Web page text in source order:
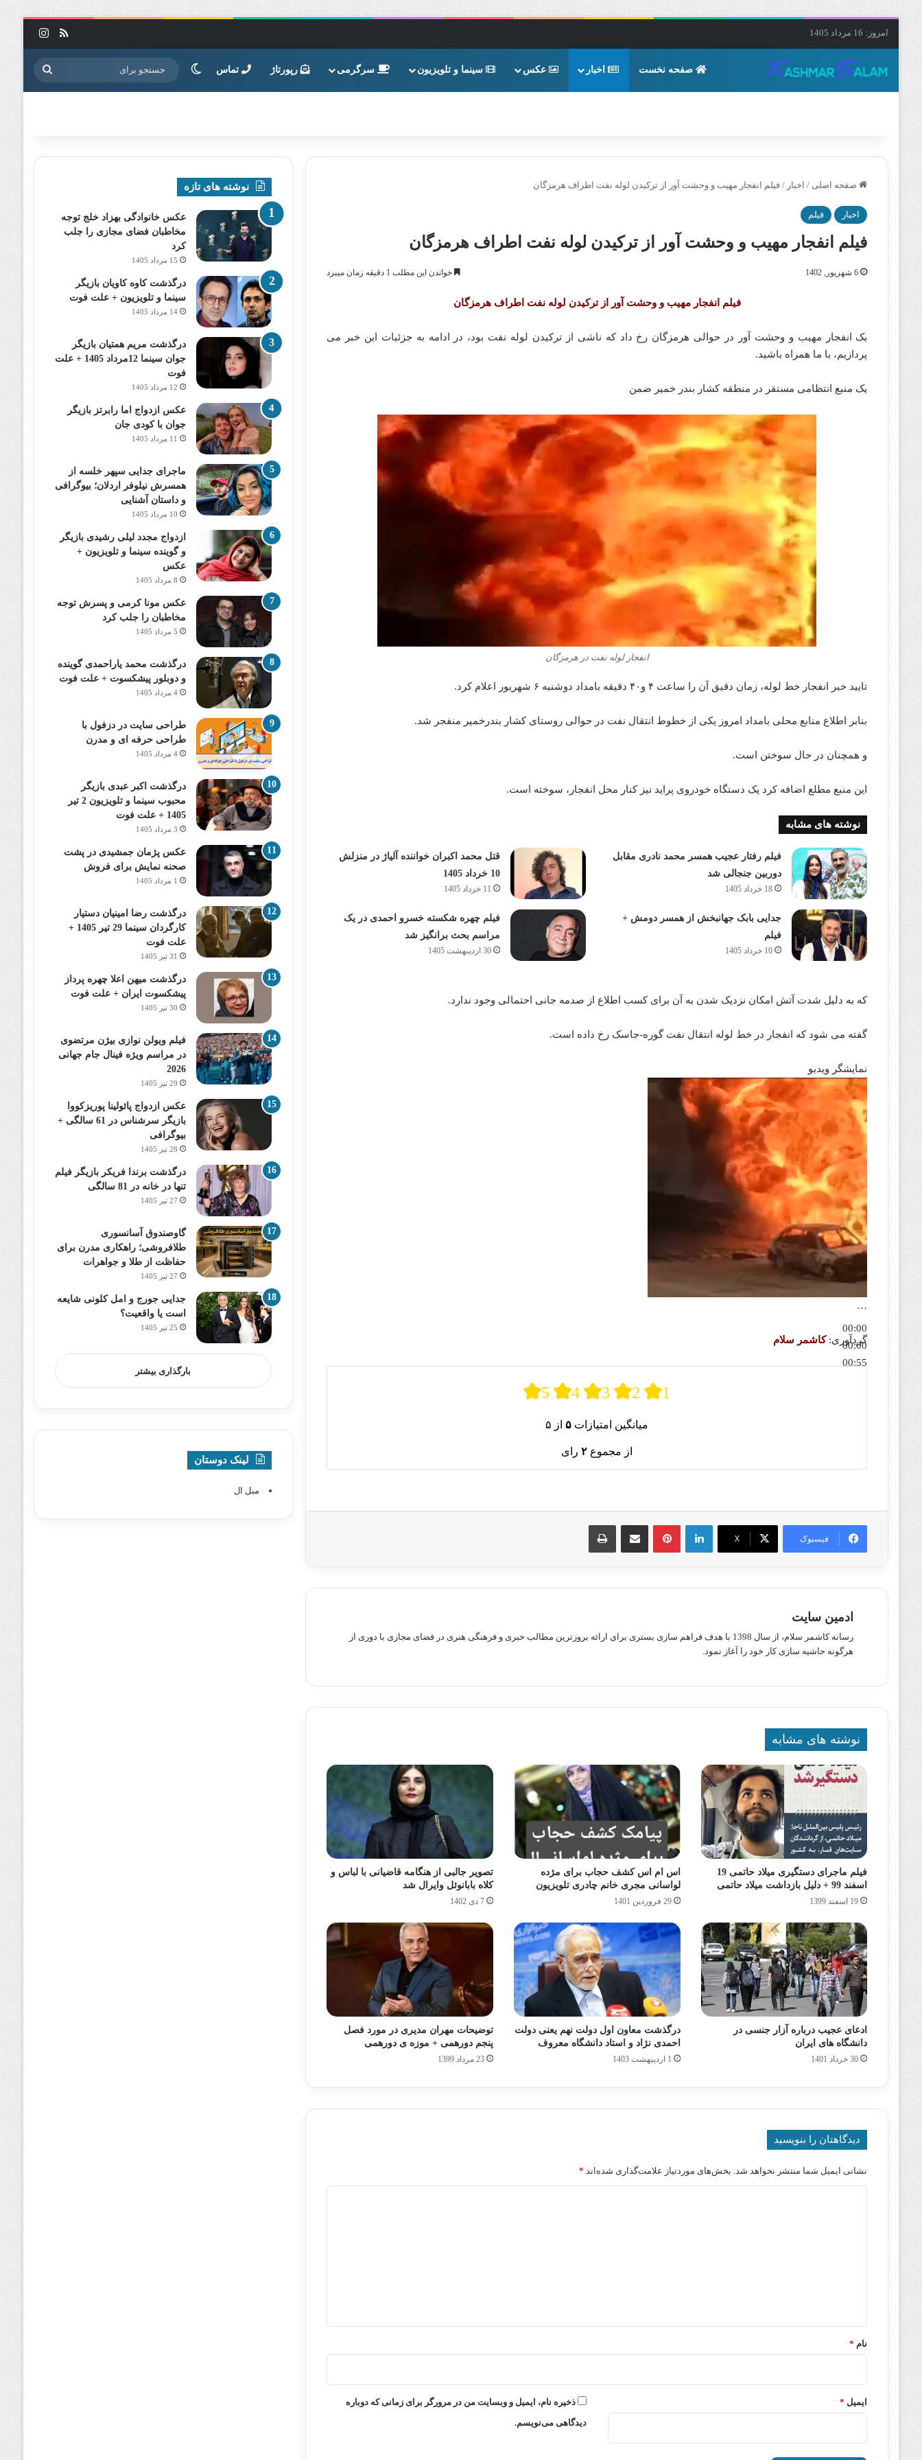
امروز: 16 مرداد 1405 خوراک
صفحه نخست اخبار عکس سینما و تلویزیون سرگرمی رپورتاژ تماس تغییر پوسته جستجو
برای
صفحه اصلی / اخبار / فیلم انفجار مهیب و وحشت آور از ترکیدن لوله نفت اطراف هرمزگان
اخبار فیلم
فیلم انفجار مهیب و وحشت آور از ترکیدن لوله نفت اطراف هرمزگان
6 شهریور, 1402 خواندن این مطلب 1 دقیقه زمان میبرد
فیلم انفجار مهیب و وحشت آور از ترکیدن لوله نفت اطراف هرمزگان
یک انفجار مهیب و وحشت آور در حوالی هرمزگان رخ داد که ناشی از ترکیدن‌‌‌‌‌‌‌‌ لوله نفت بود، در ادامه به جزئیات این خبر می
پردازیم، با ما همراه باشید.
یک منبع انتظامی مستقر در منطقه کشار بندر خمیر ضمن
انفجار لوله نفت در هرمزگان
تایید خبر انفجار خط لوله، زمان دقیق آن را ساعت ۴ و‌۴۰ دقیقه بامداد دوشنبه ۶ شهریور اعلام کرد.
بنابر اطلاع منابع محلی بامداد امروز یکی از خطوط انتقال نفت در حوالی روستای کشار بندرخمیر منفجر شد.
و همچنان در حال سوختن‌‌‌‌‌‌‌‌ است.
این منبع مطلع اضافه کرد یک دستگاه خودروی پراید نیز کنار محل انفجار، سوخته‌‌‌‌‌ است.
نوشته های مشابه
فیلم رفتار عجیب همسر محمد نادری مقابل
دوربین جنجالی شد
18 خرداد 1405
قتل محمد اکبران خواننده آلیاژ در منزلش
10 خرداد 1405
11 خرداد 1405
جدایی بابک جهانبخش از همسر دومش +
فیلم
10 خرداد 1405
فیلم چهره شکسته خسرو احمدی در یک
مراسم بحث برانگیز شد
30 اردیبهشت 1405
که به دلیل شدت آتش امکان نزدیک شدن به آن برای کسب اطلاع از صدمه جانی احتمالی وجود ندارد.
گفته‌‌‌‌‌ می‌ شود که انفجار در خط لوله انتقال نفت گوره-جاسک رخ داده‌‌‌‌ است.
نمایشگر ویدیو
00:00
00:00
00:55
برای افزایش یا کاهش صدا از کلیدهای بالا و پایین استفاده کنید.
…
گردآوری: کاشمر سلام
5 4 3 2 1
میانگین امتیازات ۵ از ۵
از مجموع ۲ رای
فیسبوک X
لینکدین پینترستاشتراک گذاری از طریق ایمیل چاپ
ادمین سایت
رسانه کاشمر سلام، از سال 1398 با هدف فراهم سازی بستری برای ارائه بروزترین مطالب خبری و فرهنگی هنری در فضای مجازی با دوری از
هرگونه حاشیه سازی کار خود را آغاز نمود.
نوشته های مشابه
فیلم ماجرای دستگیری میلاد حاتمی 19
اسفند 99 + دلیل بازداشت میلاد حاتمی
19 اسفند 1399
اس ام اس کشف حجاب برای مژده
لواسانی مجری خانم چادری تلویزیون
29 فروردین 1401
تصویر جالبی از هنگامه قاضیانی با لباس و
کلاه بابانوئل وایرال شد
7 دی 1402
ادعای عجیب درباره آزار جنسی در
دانشگاه های ایران
30 خرداد 1401
درگذشت معاون اول دولت نهم یعنی دولت
احمدی نژاد و استاد دانشگاه معروف
1 اردیبهشت 1403
توضیحات مهران مدیری در مورد فصل
پنجم دورهمی + موزه ی دورهمی
23 مرداد 1399
دیدگاهتان را بنویسید
نشانی ایمیل شما منتشر نخواهد شد. بخش‌های موردنیاز علامت‌گذاری شده‌اند *
نام *
ایمیل *
ذخیره نام، ایمیل و وبسایت من در مرورگر برای زمانی که دوباره
دیدگاهی می‌نویسم.
نوشته های تازه
عکس خانوادگی بهزاد خلج توجه
مخاطبان فضای مجازی را جلب
کرد
15 مرداد 1405
درگذشت کاوه کاویان بازیگر
سینما و تلویزیون + علت فوت
14 مرداد 1405
درگذشت مریم همتیان بازیگر
جوان سینما 12مرداد 1405 + علت
فوت
12 مرداد 1405
عکس ازدواج اما رابرتز بازیگر
جوان با کودی جان
11 مرداد 1405
ماجرای جدایی سپهر خلسه از
همسرش نیلوفر اردلان؛ بیوگرافی
و داستان آشنایی
10 مرداد 1405
ازدواج مجدد لیلی رشیدی بازیگر
و گوینده سینما و تلویزیون +
عکس
8 مرداد 1405
عکس مونا کرمی و پسرش توجه
مخاطبان را جلب کرد
5 مرداد 1405
درگذشت محمد یاراحمدی گوینده
و دوبلور پیشکسوت + علت فوت
4 مرداد 1405
طراحی سایت در دزفول با
طراحی حرفه‌ ای و مدرن
4 مرداد 1405
درگذشت اکبر عبدی بازیگر
محبوب سینما و تلویزیون 2 تیر
1405 + علت فوت
3 مرداد 1405
عکس پژمان جمشیدی در پشت
صحنه نمایش برای فروش
1 مرداد 1405
درگذشت رضا امینیان دستیار
کارگردان سینما 29 تیر 1405 +
علت فوت
31 تیر 1405
درگذشت میهن اعلا چهره پرداز
پیشکسوت ایران + علت فوت
30 تیر 1405
فیلم ویولن نوازی بیژن مرتضوی
در مراسم ویژه فینال جام جهانی
2026
29 تیر 1405
عکس ازدواج پائولینا پوریزکووا
بازیگر سرشناس در 61 سالگی +
بیوگرافی
28 تیر 1405
درگذشت برندا فریکر بازیگر فیلم
تنها در خانه در 81 سالگی
27 تیر 1405
گاوصندوق آسانسوری
طلافروشی؛ راهکاری مدرن برای
حفاظت از طلا و جواهرات
27 تیر 1405
جدایی جورج و امل کلونی شایعه
است یا واقعیت؟
25 تیر 1405
بارگذاری بیشتر
لینک دوستان
مبل ال